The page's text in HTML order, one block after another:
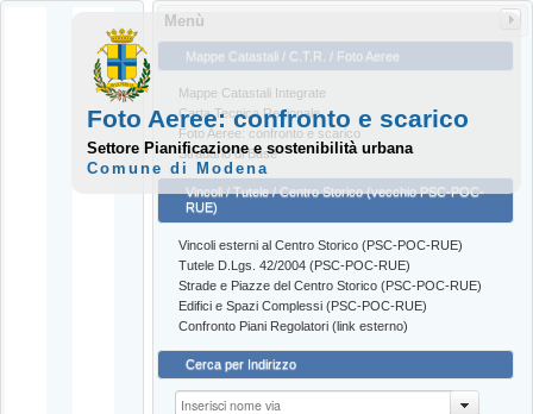
Menù
Mappe Catastali / C.T.R. / Foto Aeree
Mappe Catastali Integrate
Carta Tecnica Regionale
Foto Aeree: confronto e scarico
Stradario di Base
Vincoli / Tutele / Centro Storico (vecchio PSC-POC-
RUE)
Vincoli esterni al Centro Storico (PSC-POC-RUE)
Tutele D.Lgs. 42/2004 (PSC-POC-RUE)
Strade e Piazze del Centro Storico (PSC-POC-RUE)
Edifici e Spazi Complessi (PSC-POC-RUE)
Confronto Piani Regolatori (link esterno)
Cerca per Indirizzo
Foto Aeree: confronto e scarico
Settore Pianificazione e sostenibilità urbana
Comune di Modena